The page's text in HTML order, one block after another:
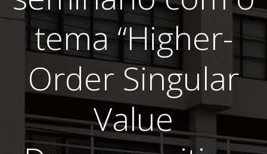
tema “Higher-
Order Singular
Value